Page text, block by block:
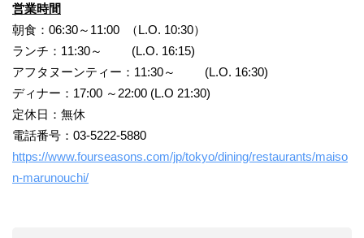
営業時間
朝食：06:30～11:00 （L.O. 10:30）
ランチ：11:30～ (L.O. 16:15)
アフタヌーンティー：11:30～ (L.O. 16:30)
ディナー：17:00 ～22:00 (L.O 21:30)
定休日：無休
電話番号：03-5222-5880
https://www.fourseasons.com/jp/tokyo/dining/restaurants/maiso
n-marunouchi/